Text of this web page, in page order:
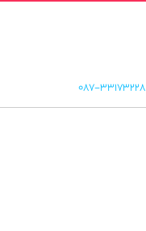
087-33173228